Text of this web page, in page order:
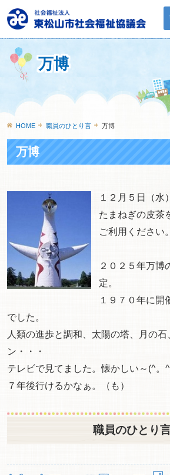
万博
HOME 職員のひとり言 万博
万博
１２月５日（水
たまねぎの皮茶
ご利用ください。
２０２５年万博
定。
１９７０年に開
でした。
人類の進歩と調和、太陽の塔、月の
ン・・・
テレビで見てました。懐かしい～(^。
７年後行けるかなぁ。（も）
職員のひとり